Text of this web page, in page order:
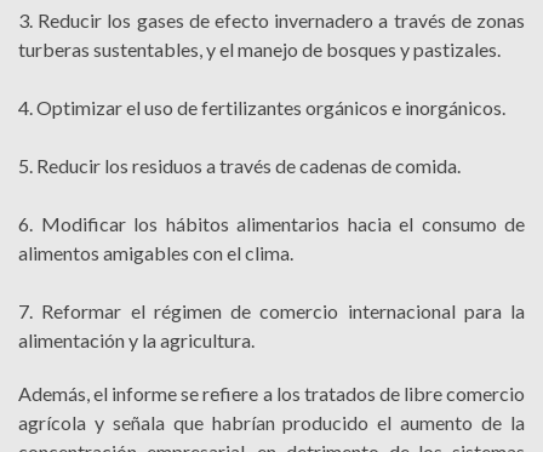
3. Reducir los gases de efecto invernadero a través de zonas
turberas sustentables, y el manejo de bosques y pastizales.
4. Optimizar el uso de fertilizantes orgánicos e inorgánicos.
5. Reducir los residuos a través de cadenas de comida.
6. Modificar los hábitos alimentarios hacia el consumo de
alimentos amigables con el clima.
7. Reformar el régimen de comercio internacional para la
alimentación y la agricultura.
Además, el informe se refiere a los tratados de libre comercio
agrícola y señala que habrían producido el aumento de la